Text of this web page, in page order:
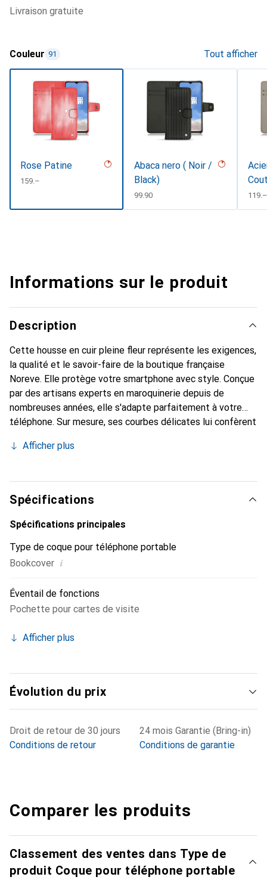
livraison gratuite
Couleur 91 Tout afficher
Rose Patine
CHF
159.–
Abaca nero ( Noir /
Black)
CHF
99.90 CHF
119.–
Informations sur le produit
Description
Cette housse en cuir pleine fleur représente les exigences,
la qualité et le savoir-faire de la boutique française
Noreve. Elle protège votre smartphone avec style. Conçue
par des artisans experts en maroquinerie depuis de
nombreuses années, elle s'adapte parfaitement à votre
téléphone. Sur mesure, ses courbes délicates lui confèrent
et indispensable de votre smartphone. Reconnaître
marque Noreve est un choix sûr pour une clientèle
exigeante.
Afficher plus
Spécifications
Spécifications principales
Type de coque pour téléphone portable
Bookcover i
Éventail de fonctions
Pochette pour cartes de visite
Afficher plus
Évolution du prix
Droit de retour de 30 jours
Conditions de retour
24 mois Garantie (Bring-in)
Conditions de garantie
Comparer les produits
Classement des ventes dans Type de
produit Coque pour téléphone portable